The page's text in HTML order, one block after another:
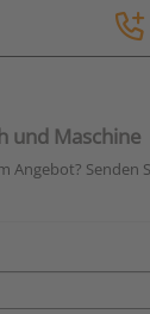
und Maschine
Angebot? Senden